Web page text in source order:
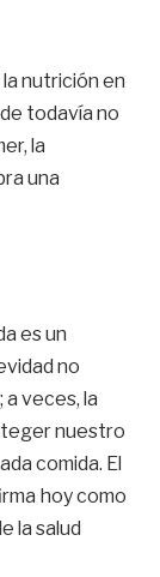
nutrición en
todavía no
la
una
es un
no
veces, la
nuestro
comida. El
hoy como
la salud